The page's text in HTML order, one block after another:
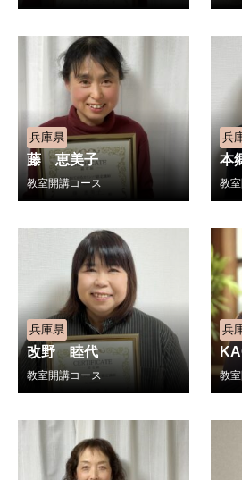
兵庫県
藤 恵美子
教室開講コース
兵
本
教
兵庫県
改野 睦代
教室開講コース
兵
教